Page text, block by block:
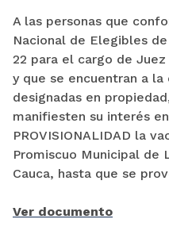
A las personas que
Nacional de Elegibles
22 para el cargo de
y que se encuentran a la
designadas en
manifiesten su interés
PROVISIONALIDAD la
Promiscuo Municipal de
Cauca, hasta que se
Ver documento